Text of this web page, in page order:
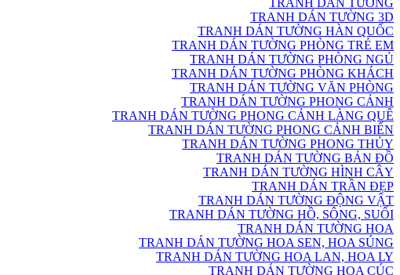
TRANH DÁN TƯỜNG
TRANH DÁN TƯỜNG 3D
TRANH DÁN TƯỜNG HÀN QUỐC
TRANH DÁN TƯỜNG PHÒNG TRẺ EM
TRANH DÁN TƯỜNG PHÒNG NGỦ
TRANH DÁN TƯỜNG PHÒNG KHÁCH
TRANH DÁN TƯỜNG VĂN PHÒNG
TRANH DÁN TƯỜNG PHONG CẢNH
TRANH DÁN TƯỜNG PHONG CẢNH LÀNG QUÊ
TRANH DÁN TƯỜNG PHONG CẢNH BIỂN
TRANH DÁN TƯỜNG PHONG THỦY
TRANH DÁN TƯỜNG BẢN ĐỒ
TRANH DÁN TƯỜNG HÌNH CÂY
TRANH DÁN TRẦN ĐẸP
TRANH DÁN TƯỜNG ĐỘNG VẬT
TRANH DÁN TƯỜNG HỒ, SÔNG, SUỐI
TRANH DÁN TƯỜNG HOA
TRANH DÁN TƯỜNG HOA SEN, HOA SÚNG
TRANH DÁN TƯỜNG HOA LAN, HOA LY
TRANH DÁN TƯỜNG HOA CÚC